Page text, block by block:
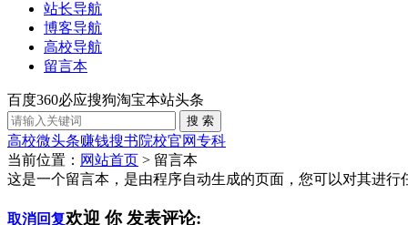
站长导航
博客导航
高校导航
留言本
百度360必应搜狗淘宝本站头条
高校微头条赚钱搜书院校官网专科
当前位置： 网站首页 > 留言本
这是一个留言本，是由程序自动生成的页面，您可以对其进行
取消回复欢迎 你发表评论: